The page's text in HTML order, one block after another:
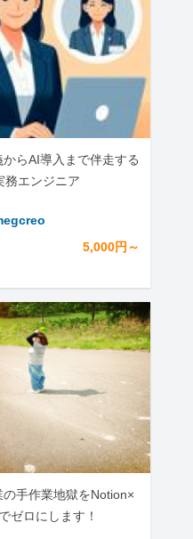
らAI導入まで伴走する
務エンジニア
5,000円～
の手作業地獄をNotion×
ゼロにします！